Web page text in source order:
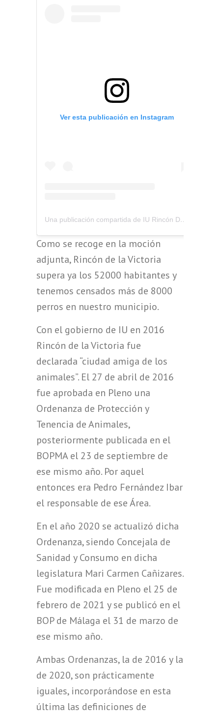
Ver esta publicación en Instagram
Una publicación compartida de IU Rincón De La Victoria (@iurinconv)
Como se recoge en la moción
adjunta, Rincón de la Victoria
supera ya los 52000 habitantes y
tenemos censados más de 8000
perros en nuestro municipio.
Con el gobierno de IU en 2016
Rincón de la Victoria fue
declarada “ciudad amiga de los
animales”. El 27 de abril de 2016
fue aprobada en Pleno una
Ordenanza de Protección y
Tenencia de Animales,
posteriormente publicada en el
BOPMA el 23 de septiembre de
ese mismo año. Por aquel
entonces era Pedro Fernández Ibar
el responsable de ese Área.
En el año 2020 se actualizó dicha
Ordenanza, siendo Concejala de
Sanidad y Consumo en dicha
legislatura Mari Carmen Cañizares.
Fue modificada en Pleno el 25 de
febrero de 2021 y se publicó en el
BOP de Málaga el 31 de marzo de
ese mismo año.
Ambas Ordenanzas, la de 2016 y la
de 2020, son prácticamente
iguales, incorporándose en esta
última las definiciones de